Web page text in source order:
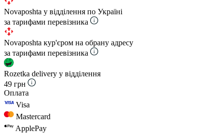
Novaposhta у відділення по Україні
за тарифами перевізника
Novaposhta кур'єром на обрану адресу
за тарифами перевізника
Rozetka delivery у відділення
49 грн
Оплата
Visa
Mastercard
ApplePay